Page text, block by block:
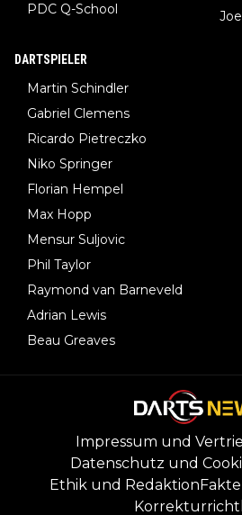
PDC Q-School
DARTSPIELER
Martin Schindler
Gabriel Clemens
Ricardo Pietreczko
Niko Springer
Florian Hempel
Max Hopp
Mensur Suljovic
Phil Taylor
Raymond van Barneveld
Adrian Lewis
Beau Greaves
Impressum und
Datenschutz und
Ethik und Redaktion